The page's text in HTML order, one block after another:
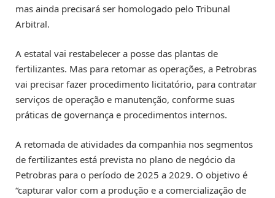
mas ainda precisará ser homologado pelo Tribunal
Arbitral.
A estatal vai restabelecer a posse das plantas de
fertilizantes. Mas para retomar as operações, a Petrobras
vai precisar fazer procedimento licitatório, para contratar
serviços de operação e manutenção, conforme suas
práticas de governança e procedimentos internos.
A retomada de atividades da companhia nos segmentos
de fertilizantes está prevista no plano de negócio da
Petrobras para o período de 2025 a 2029. O objetivo é
“capturar valor com a produção e a comercialização de